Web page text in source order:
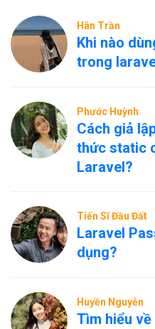
Hân Trần
Khi nào
trong
Phước Huỳnh
Cách giả
thức static
Laravel?
Tiến Sĩ Đầu Đất
Laravel
dụng?
Huyền Nguyễn
Tìm hiểu